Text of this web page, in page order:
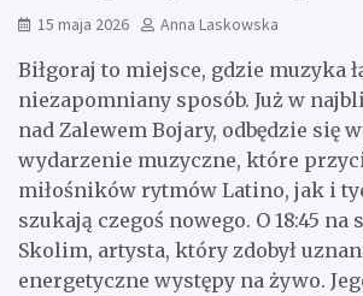
15 maja 2026 Anna Laskowska
Biłgoraj to miejsce, gdzie muzyka
niezapomniany sposób. Już w
nad Zalewem Bojary, odbędzie się
wydarzenie muzyczne, które
miłośników rytmów Latino, jak i
szukają czegoś nowego. O 18:45
Skolim, artysta, który zdobył
energetyczne występy na żywo.